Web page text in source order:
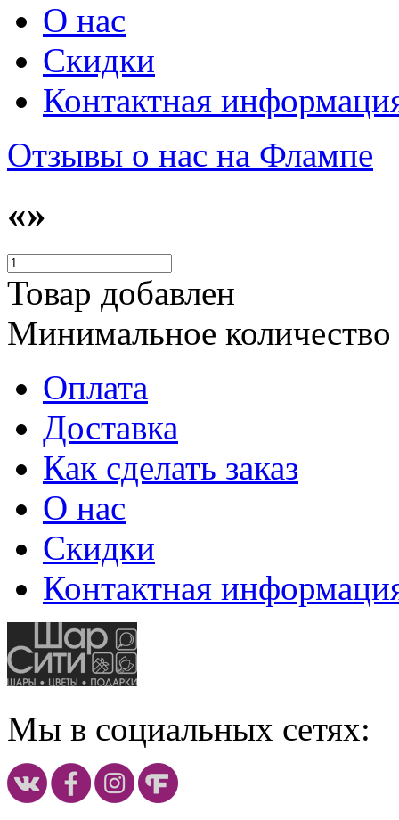
О нас
Скидки
Контактная
Отзывы о нас на Флампе
«»
Товар добавлен
Минимальное
Оплата
Доставка
Как сделать заказ
О нас
Скидки
Контактная
Мы в социальных сетях: